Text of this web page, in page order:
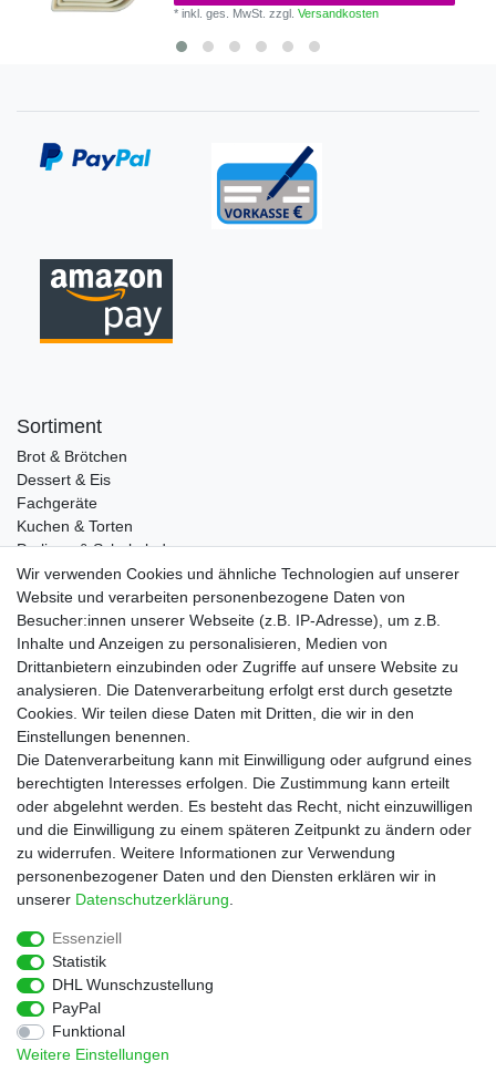
*inkl. ges. MwSt. zzgl.Versandkosten
Sortiment
Brot & Brötchen
Dessert & Eis
Fachgeräte
Kuchen & Torten
Pralinen & Schokolade
Lebensmittel
Gutscheine
Informationen
Zahlungsarten
Versandkosten
Service
Rezepte
Newsletter
Blog
Choco Patiss
|
Wir verwenden Cookies und ähnliche Technologien auf unserer
Website und verarbeiten personenbezogene Daten von
Besucher:innen unserer Webseite (z.B. IP-Adresse), um z.B.
Inhalte und Anzeigen zu personalisieren, Medien von
Drittanbietern einzubinden oder Zugriffe auf unsere Website zu
analysieren. Die Datenverarbeitung erfolgt erst durch gesetzte
Cookies. Wir teilen diese Daten mit Dritten, die wir in den
Einstellungen benennen.
Die Datenverarbeitung kann mit Einwilligung oder aufgrund eines
berechtigten Interesses erfolgen. Die Zustimmung kann erteilt
oder abgelehnt werden. Es besteht das Recht, nicht einzuwilligen
und die Einwilligung zu einem späteren Zeitpunkt zu ändern oder
zu widerrufen. Weitere Informationen zur Verwendung
personenbezogener Daten und den Diensten erklären wir in
unserer Daten­schutz­erklärung
Essenziell
Statistik
DHL Wunschzustellung
PayPal
Funktional
Weitere Einstellungen